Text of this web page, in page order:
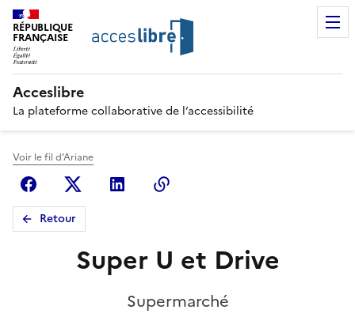
RÉPUBLIQUE
FRANÇAISE
Acceslibre
La plateforme collaborative de l’accessibilité
Voir le fil d'Ariane
FacebookX (anciennement Twitter)
Linkedin
Retour
Super U et Drive
Supermarché